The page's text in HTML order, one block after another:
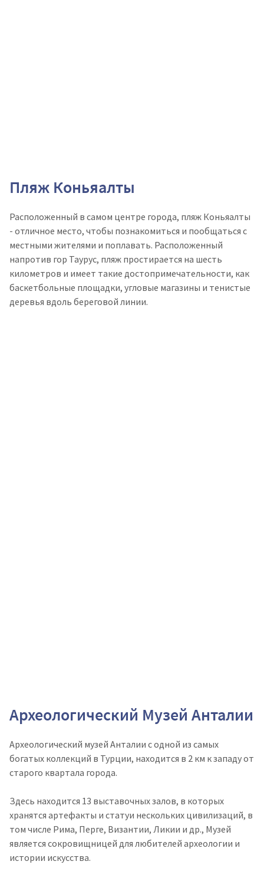
Пляж Коньяалты
Расположенный в самом центре города, пляж Коньяалты
- отличное место, чтобы познакомиться и пообщаться с
местными жителями и поплавать. Расположенный
напротив гор Таурус, пляж простирается на шесть
километров и имеет такие достопримечательности, как
баскетбольные площадки, угловые магазины и тенистые
деревья вдоль береговой линии.
Археологический Музей Анталии
Археологический музей Анталии с одной из самых
богатых коллекций в Турции, находится в 2 км к западу от
старого квартала города.
Здесь находится 13 выставочных залов, в которых
хранятся артефакты и статуи нескольких цивилизаций, в
том числе Рима, Перге, Византии, Ликии и др., Музей
является сокровищницей для любителей археологии и
истории искусства.